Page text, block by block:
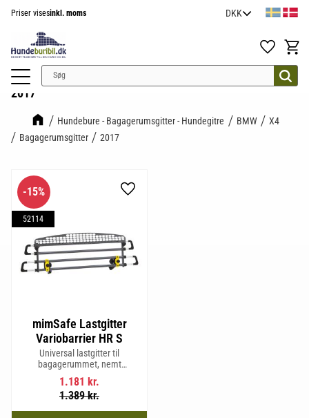
Priser visesinkl. moms
Favoritter
2017
Hundebure - Bagagerumsgitter - Hundegitre BMW
X4
Bagagerumsgitter
2017
mimSafe Lastgitter
Variobarrier HR S
Universal lastgitter til
bagagerummet, nemt
justerbart for at passe bilens
form og sikre en tryg og sikker
rejse med kæledyr eller last.
1.181 kr.
1.389kr.
15%
52114
Gem som favorit